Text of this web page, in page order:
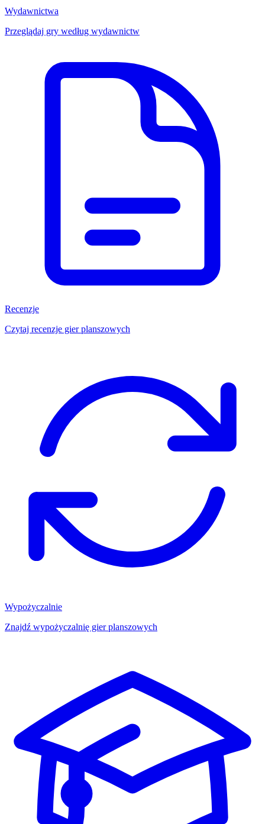
Wydawnictwa
Przeglądaj gry według wydawnictw
Recenzje
Czytaj recenzje gier planszowych
Wypożyczalnie
Znajdź wypożyczalnię gier planszowych